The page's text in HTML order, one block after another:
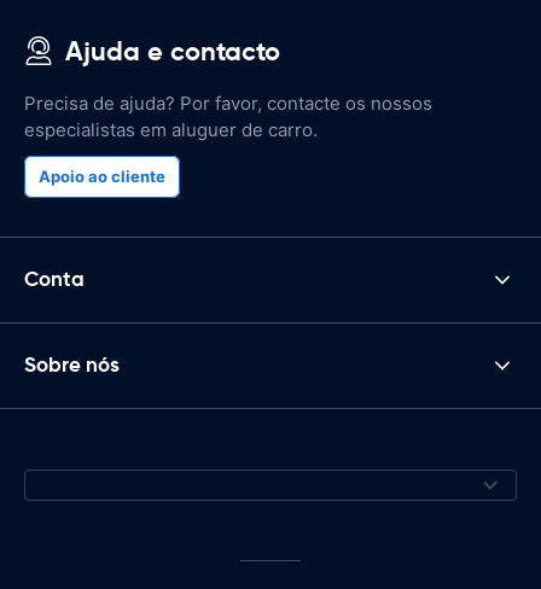
Ajuda e contacto
Precisa de ajuda? Por favor, contacte os nossos
especialistas em aluguer de carro.
Apoio ao cliente
Conta
Sobre nós